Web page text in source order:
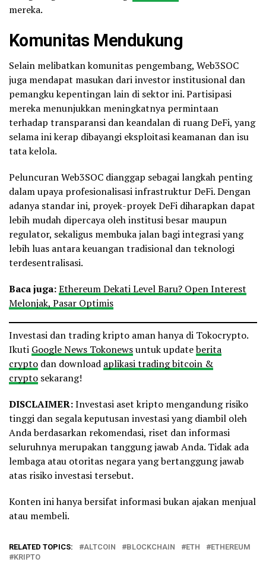
mereka.
Komunitas Mendukung
Selain melibatkan komunitas pengembang, Web3SOC
juga mendapat masukan dari investor institusional dan
pemangku kepentingan lain di sektor ini. Partisipasi
mereka menunjukkan meningkatnya permintaan
terhadap transparansi dan keandalan di ruang DeFi, yang
selama ini kerap dibayangi eksploitasi keamanan dan isu
tata kelola.
Peluncuran Web3SOC dianggap sebagai langkah penting
dalam upaya profesionalisasi infrastruktur DeFi. Dengan
adanya standar ini, proyek-proyek DeFi diharapkan dapat
lebih mudah dipercaya oleh institusi besar maupun
regulator, sekaligus membuka jalan bagi integrasi yang
lebih luas antara keuangan tradisional dan teknologi
terdesentralisasi.
Baca juga:Ethereum Dekati Level Baru? Open Interest
Melonjak, Pasar Optimis
Investasi dan trading kripto aman hanya di Tokocrypto.
Ikuti Google News Tokonewsuntuk updateberita
crypto dan download aplikasi trading bitcoin &
crypto sekarang!
DISCLAIMER:Investasi aset kripto mengandung risiko
tinggi dan segala keputusan investasi yang diambil oleh
Anda berdasarkan rekomendasi, riset dan informasi
seluruhnya merupakan tanggung jawab Anda. Tidak ada
lembaga atau otoritas negara yang bertanggung jawab
atas risiko investasi tersebut.
Konten ini hanya bersifat informasi bukan ajakan menjual
atau membeli.
RELATED TOPICS: ALTCOIN BLOCKCHAIN ETH
ETHEREUM
KRIPTO